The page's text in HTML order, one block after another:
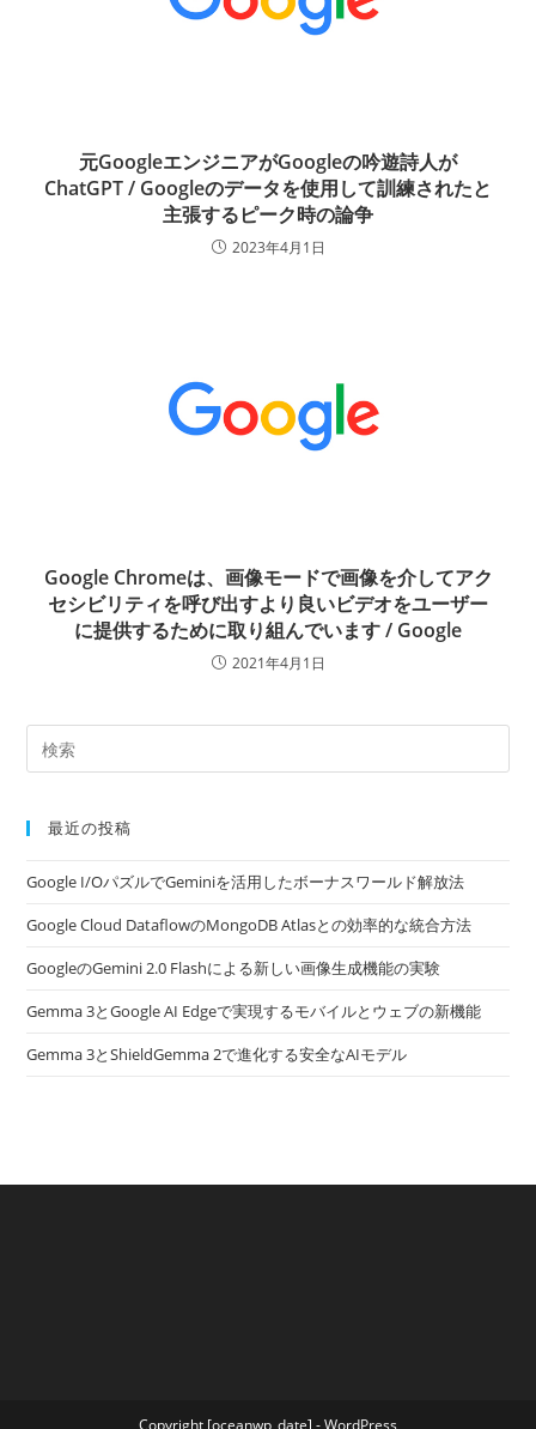
元GoogleエンジニアがGoogleの吟遊詩人が
ChatGPT / Googleのデータを使用して訓練されたと
主張するピーク時の論争
2023年4月1日
Google Chromeは、画像モードで画像を介してアク
セシビリティを呼び出すより良いビデオをユーザー
に提供するために取り組んでいます / Google
2021年4月1日
最近の投稿
Google I/OパズルでGeminiを活用したボーナスワールド解放法
Google Cloud DataflowのMongoDB Atlasとの効率的な統合方法
GoogleのGemini 2.0 Flashによる新しい画像生成機能の実験
Gemma 3とGoogle AI Edgeで実現するモバイルとウェブの新機能
Gemma 3とShieldGemma 2で進化する安全なAIモデル